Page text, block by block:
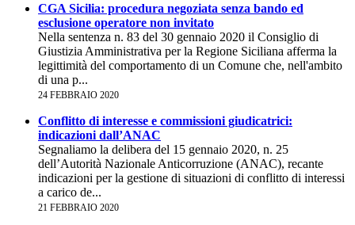
CGA Sicilia: procedura negoziata senza bando ed
esclusione operatore non invitato
Nella sentenza n. 83 del 30 gennaio 2020 il Consiglio di
Giustizia Amministrativa per la Regione Siciliana afferma la
legittimità del comportamento di un Comune che, nell'ambito
di una p...
24 FEBBRAIO 2020
Conflitto di interesse e commissioni giudicatrici:
indicazioni dall’ANAC
Segnaliamo la delibera del 15 gennaio 2020, n. 25
dell’Autorità Nazionale Anticorruzione (ANAC), recante
indicazioni per la gestione di situazioni di conflitto di interessi
a carico de...
21 FEBBRAIO 2020